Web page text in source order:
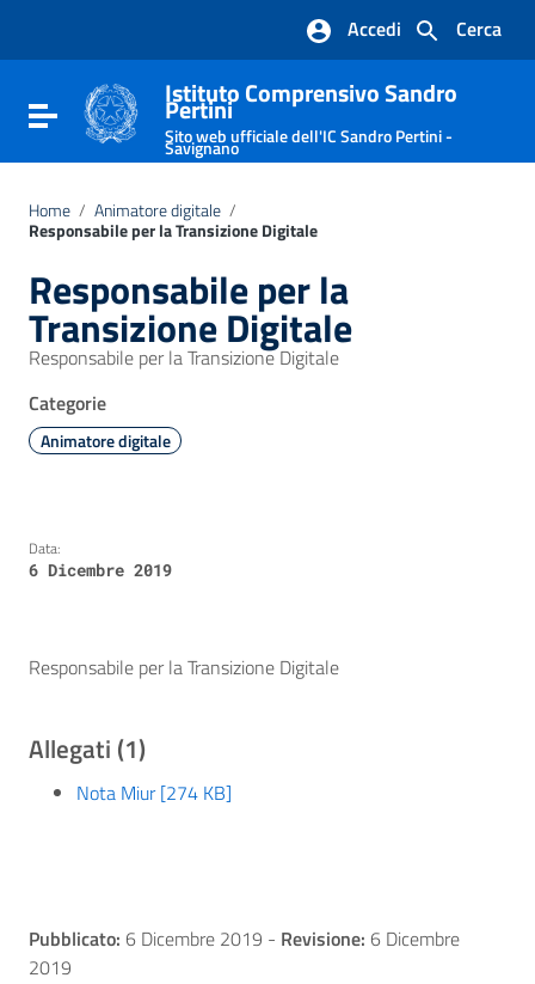
Vai al footer
Cerca
Accedi
Attiva / disattiva la navigazione
Istituto Comprensivo Sandro
Pertini
Sito web ufficiale dell'IC Sandro Pertini -
Savignano
Home / Animatore digitale /
Responsabile per la Transizione Digitale
Responsabile per la
Transizione Digitale
Responsabile per la Transizione Digitale
Categorie
Animatore digitale
Data:
6 Dicembre 2019
Responsabile per la Transizione Digitale
Allegati (1)
Nota Miur [274 KB]
Pubblicato: 6 Dicembre 2019 - Revisione: 6 Dicembre
2019